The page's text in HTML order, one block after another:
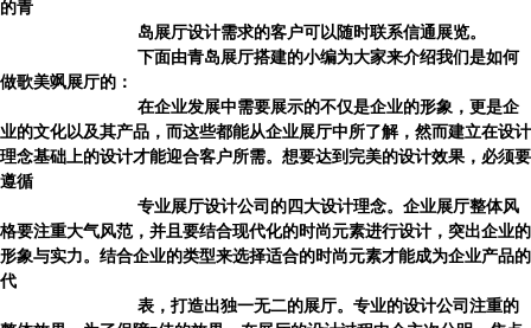
的青
岛展厅设计需求的客户可以随时联系信通展览。
下面由青岛展厅搭建的小编为大家来介绍我们是如何
做歌美飒展厅的：
在企业发展中需要展示的不仅是企业的形象，更是企
业的文化以及其产品，而这些都能从企业展厅中所了解，然而建立在设计
理念基础上的设计才能迎合客户所需。想要达到完美的设计效果，必须要
遵循
专业展厅设计公司的四大设计理念。企业展厅整体风
格要注重大气风范，并且要结合现代化的时尚元素进行设计，突出企业的
形象与实力。结合企业的类型来选择适合的时尚元素才能成为企业产品的
代
表，打造出独一无二的展厅。专业的设计公司注重的